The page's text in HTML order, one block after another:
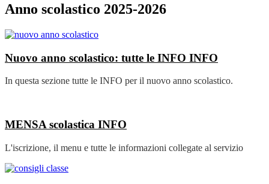
Anno scolastico 2025-2026
Nuovo anno scolastico: tutte le INFO INFO
In questa sezione tutte le INFO per il nuovo anno scolastico.
MENSA scolastica INFO
L'iscrizione, il menu e tutte le informazioni collegate al servizio